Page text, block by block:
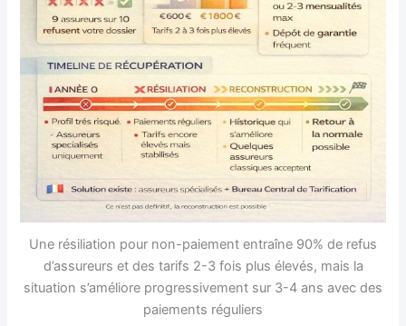
Une résiliation pour non-paiement entraîne 90% de refus
d’assureurs et des tarifs 2-3 fois plus élevés, mais la
situation s’améliore progressivement sur 3-4 ans avec des
paiements réguliers